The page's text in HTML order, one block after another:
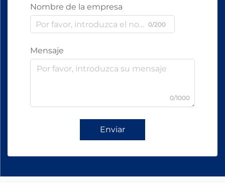
Nombre de la empresa
0/200
Mensaje
0/1000
Enviar